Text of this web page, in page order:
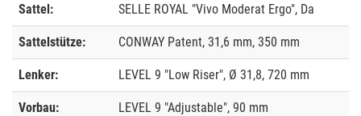
Sattel: SELLE ROYAL "Vivo Moderat Ergo", Da
Sattelstütze: CONWAY Patent, 31,6 mm, 350 mm
Lenker: LEVEL 9 "Low Riser", Ø 31,8, 720 mm
Vorbau: LEVEL 9 "Adjustable", 90 mm